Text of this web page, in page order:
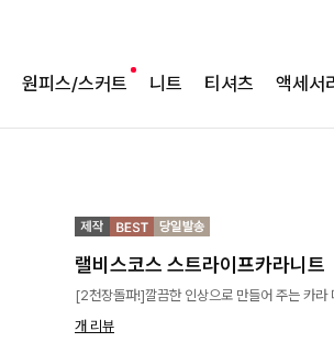
원피스/스커트 니트 티셔츠 액세서
랠비스코스 스트라이프카라니트
[2천장돌파!]깔끔한 인상으로 만들어 주는 카라
개 리뷰